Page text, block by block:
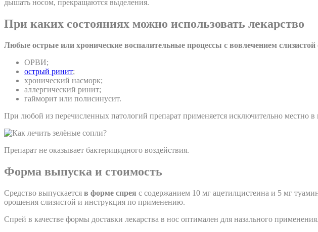
дышать носом, прекращаются выделения.
При каких состояниях можно использовать лекарство
Любые острые или хронические воспалительные процессы с вовлечением слизистой
ОРВИ;
острый ринит;
хронический насморк;
аллергический ринит;
гайморит или полисинусит.
При любой из перечисленных патологий препарат применяется исключительно местно
Препарат не оказывает бактерицидного воздействия.
Форма выпуска и стоимость
Средство выпускается в форме спрея с содержанием 10 мг ацетилцистеина и 5 мг
орошения слизистой и инструкция по применению.
Спрей в качестве формы доставки лекарства в нос оптимален для назального